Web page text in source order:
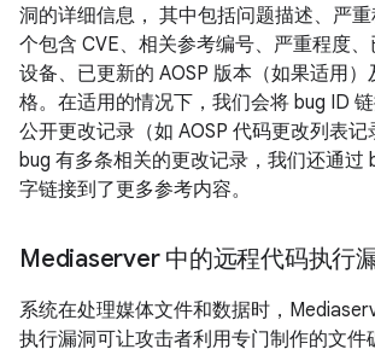
洞的详细信息， 其中包括问题描述、严
个包含 CVE、相关参考编号、严重程度
设备、已更新的 AOSP 版本（如果适用
格。在适用的情况下，我们会将 bug ID
公开更改记录（如 AOSP 代码更改列表
bug 有多条相关的更改记录，我们还通过
字链接到了更多参考内容。
Mediaserver 中的远程代码执行
系统在处理媒体文件和数据时，
执行漏洞可让攻击者利用专门制作的文件